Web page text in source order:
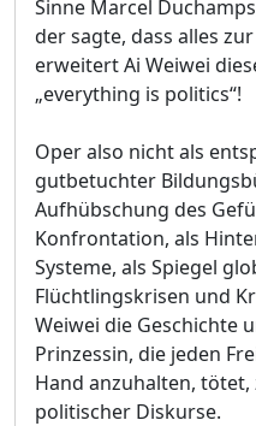
Sinne Marcel
der sagte, dass alles
erweitert Ai Weiwei
„everything is politics“!
Oper also nicht als
gutbetuchter
Aufhübschung des
Konfrontation, als
Systeme, als Spiegel
Flüchtlingskrisen und
Weiwei die Geschichte
Prinzessin, die jeden
Hand anzuhalten,
politischer Diskurse.